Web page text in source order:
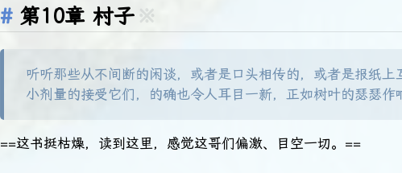
第10章 村子 ※
听听那些从不间断的闲谈，或者是口头相传的，或者是报纸上
小剂量的接受它们，的确也令人耳目一新，正如树叶的瑟瑟作
==这书挺枯燥，读到这里，感觉这哥们偏激、目空一切。==